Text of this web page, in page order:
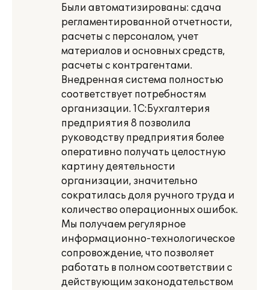
Были автоматизированы: сдача
регламентированной отчетности,
расчеты с персоналом, учет
материалов и основных средств,
расчеты с контрагентами.
Внедренная система полностью
соответствует потребностям
организации. 1С:Бухгалтерия
предприятия 8 позволила
руководству предприятия более
оперативно получать целостную
картину деятельности
организации, значительно
сократилась доля ручного труда и
количество операционных ошибок.
Мы получаем регулярное
информационно-технологическое
сопровождение, что позволяет
работать в полном соответствии с
действующим законодательством